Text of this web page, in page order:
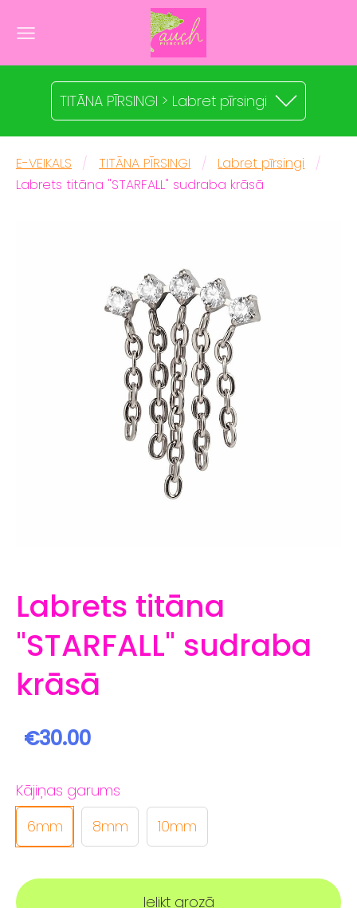
TITĀNA PĪRSINGI > Labret pīrsingi
E-VEIKALS TITĀNA PĪRSINGI
Labret pīrsingi
Labrets titāna "STARFALL" sudraba krāsā
Labrets titāna
"STARFALL" sudraba
krāsā
€30.00
Kājiņas garums
6mm
8mm 10mm
Ielikt grozā